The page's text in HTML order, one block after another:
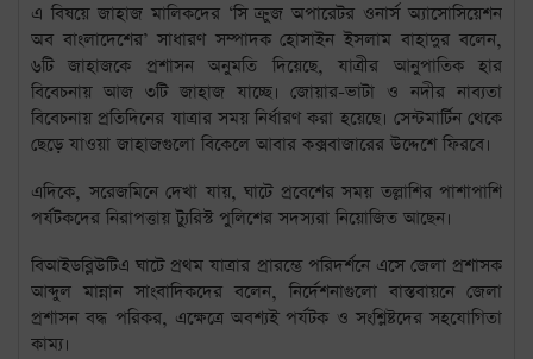
এ বিষয়ে জাহাজ মালিকদের ‘সি ক্রুজ অপারেটর ওনার্স অ্যাসোসিয়েশন
অব বাংলাদেশের’ সাধারণ সম্পাদক হোসাইন ইসলাম বাহাদুর বলেন,
৬টি জাহাজকে প্রশাসন অনুমতি দিয়েছে, যাত্রীর আনুপাতিক হার
বিবেচনায় আজ ৩টি জাহাজ যাচ্ছে। জোয়ার-ভাটা ও নদীর নাব্যতা
বিবেচনায় প্রতিদিনের যাত্রার সময় নির্ধারণ করা হয়েছে। সেন্টমার্টিন থেকে
ছেড়ে যাওয়া জাহাজগুলো বিকেলে আবার কক্সবাজারের উদ্দেশে ফিরবে।
এদিকে, সরেজমিনে দেখা যায়, ঘাটে প্রবেশের সময় তল্লাশির পাশাপাশি
পর্যটকদের নিরাপত্তায় ট্যুরিস্ট পুলিশের সদস্যরা নিয়োজিত আছেন।
বিআইডব্লিউটিএ ঘাটে প্রথম যাত্রার প্রারম্ভে পরিদর্শনে এসে জেলা প্রশাসক
আব্দুল মান্নান সাংবাদিকদের বলেন, নির্দেশনাগুলো বাস্তবায়নে জেলা
প্রশাসন বদ্ধ পরিকর, এক্ষেত্রে অবশ্যই পর্যটক ও সংশ্লিষ্টদের সহযোগিতা
কাম্য।